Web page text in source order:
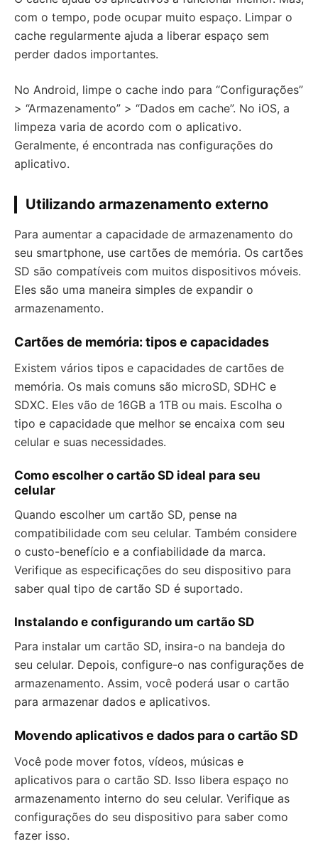
com o tempo, pode ocupar muito espaço. Limpar o
cache regularmente ajuda a liberar espaço sem
perder dados importantes.
No Android, limpe o cache indo para “Configurações”
> “Armazenamento” > “Dados em cache”. No iOS, a
limpeza varia de acordo com o aplicativo.
Geralmente, é encontrada nas configurações do
aplicativo.
Utilizando armazenamento externo
Para aumentar a capacidade de armazenamento do
seu smartphone, use cartões de memória. Os cartões
SD são compatíveis com muitos dispositivos móveis.
Eles são uma maneira simples de expandir o
armazenamento.
Cartões de memória: tipos e capacidades
Existem vários tipos e capacidades de cartões de
memória. Os mais comuns são microSD, SDHC e
SDXC. Eles vão de 16GB a 1TB ou mais. Escolha o
tipo e capacidade que melhor se encaixa com seu
celular e suas necessidades.
Como escolher o cartão SD ideal para seu
celular
Quando escolher um cartão SD, pense na
compatibilidade com seu celular. Também considere
o custo-benefício e a confiabilidade da marca.
Verifique as especificações do seu dispositivo para
saber qual tipo de cartão SD é suportado.
Instalando e configurando um cartão SD
Para instalar um cartão SD, insira-o na bandeja do
seu celular. Depois, configure-o nas configurações de
armazenamento. Assim, você poderá usar o cartão
para armazenar dados e aplicativos.
Movendo aplicativos e dados para o cartão SD
Você pode mover fotos, vídeos, músicas e
aplicativos para o cartão SD. Isso libera espaço no
armazenamento interno do seu celular. Verifique as
configurações do seu dispositivo para saber como
fazer isso.